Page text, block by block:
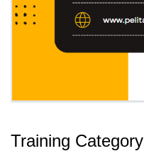
Training Category